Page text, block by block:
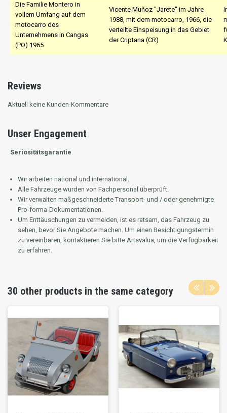
Die Familie Montero in
vollem Umfang auf dem
motocarro des
Unternehmens in Cangas
(PO) 1965
Vicente Muñoz "Jarete" im Jahre
1988, mit dem motocarro, 1966, die
verteilte Einspeisung in das Gebiet
der Criptana (CR)
Reviews
Aktuell keine Kunden-Kommentare
Unser Engagement
Seriositätsgarantie
Wir arbeiten national und international.
Alle Fahrzeuge wurden von Fachpersonal überprüft.
Wir verwalten maßgeschneiderte Transport- und / oder genehmigte
Pro-forma-Dokumentationen.
Um Enttäuschungen zu vermeiden, ist es ratsam, das Fahrzeug zu
sehen, bevor Sie Angebote machen. Um einen Besichtigungstermin
zu vereinbaren, kontaktieren Sie bitte Artsvalua, um die Verfügbarkeit
zu erfahren.
30 other products in the same category